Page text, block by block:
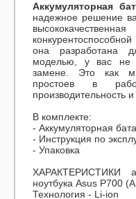
Аккумуляторная
надежное решение
она разработана
моделью, у вас не
замене. Это как
простоев в
производительность
В комплекте:
- Аккумуляторная
- Инструкция по
- Упаковка
ХАРАКТЕРИСТИКИ
ноутбука Asus P700
Технология - Li-ion